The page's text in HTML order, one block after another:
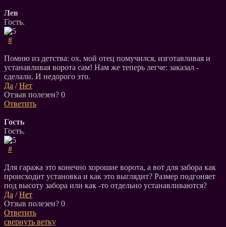
Лев
Гость.
#
Помню из детства: ох, мой отец помучился, изготавливая и
устанавливая ворота сам! Нам же теперь легче: заказал -
сделали. И недорого это.
Да /Нет
Отзыв полезен? 0
Ответить
Гость
Гость.
#
Для гаража это конечно хорошие ворота, а вот для забора как
происходит установка и как это выглядит? Размер подгоняет
под высоту забора или как -то отдельно устанавливаются?
Да /Нет
Отзыв полезен? 0
Ответить
свернуть ветку